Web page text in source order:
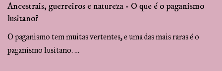
Ancestrais, guerreiros e natureza - O que é o paganismo
lusitano?
O paganismo tem muitas vertentes, e uma das mais raras é o
paganismo lusitano. …